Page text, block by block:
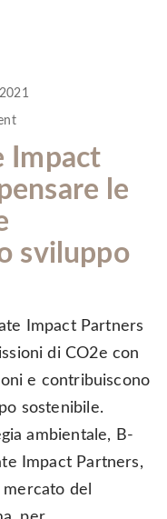
Impact
le
sviluppo
Impact Partners
di CO2e con
e contribuiscono
sostenibile.
ambientale, B-
Impact Partners,
del